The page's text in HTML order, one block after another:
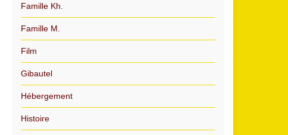
Famille Kh.
Famille M.
Film
Gibautel
Hébergement
Histoire